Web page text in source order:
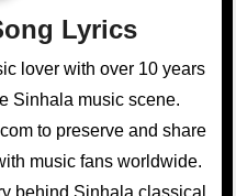
Lyrics
lover with over 10 years
Sinhala music scene.
to preserve and share
music fans worldwide.
behind Sinhala classical